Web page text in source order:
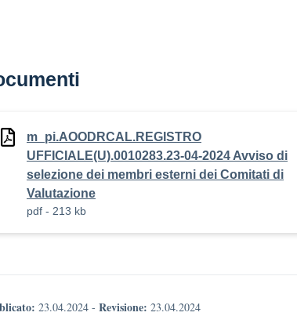
m_pi.AOODRCAL.REGISTRO
UFFICIALE(U).0010283.23-04-2024 Avviso di
selezione dei membri esterni dei Comitati di
Valutazione
pdf - 213 kb
23.04.2024 - Revisione: 23.04.2024